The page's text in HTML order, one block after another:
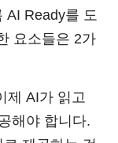
AI Ready를 도
요소들은 2가
제 AI가 읽고
해야 합니다.